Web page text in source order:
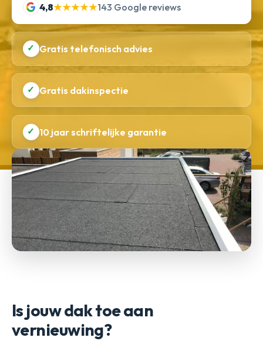
4,8★★★★★143 Google reviews
✓ Gratis telefonisch advies
✓ Gratis dakinspectie
✓ 10 jaar schriftelijke garantie
Is jouw dak toe aan
vernieuwing?